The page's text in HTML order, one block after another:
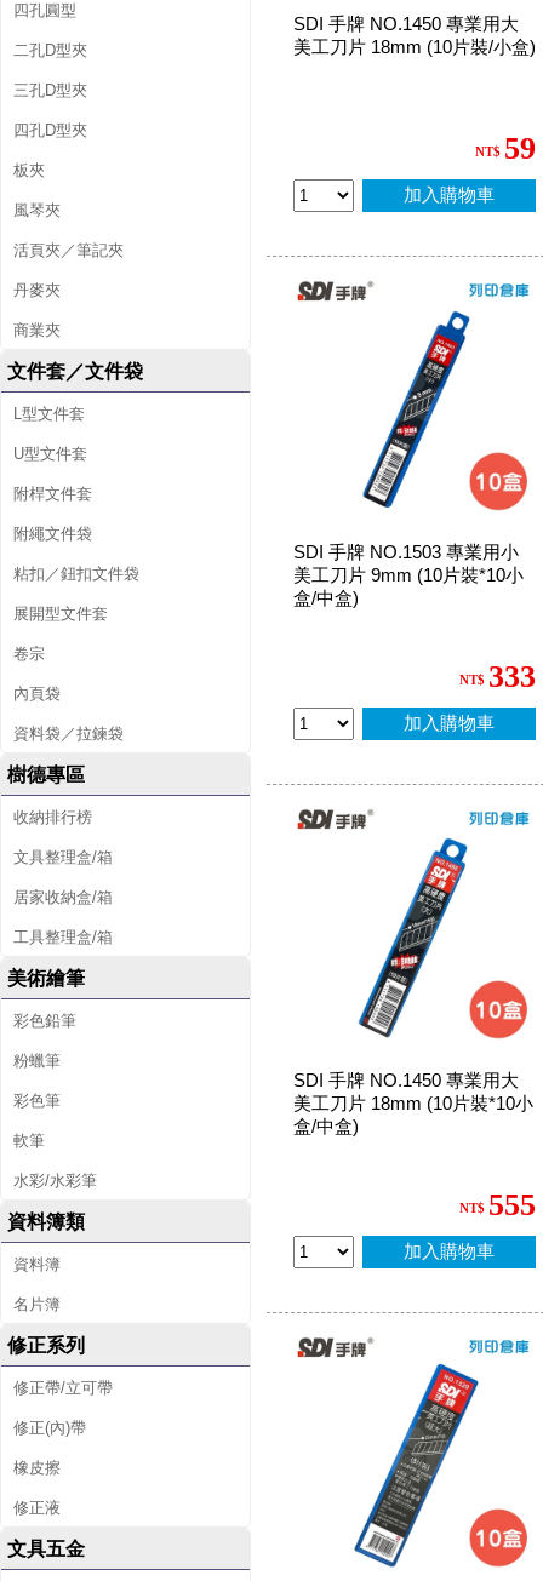
四孔圓型
二孔D型夾
三孔D型夾
四孔D型夾
板夾
風琴夾
活頁夾／筆記夾
丹麥夾
商業夾
文件套／文件袋
L型文件套
U型文件套
附桿文件套
附繩文件袋
粘扣／鈕扣文件袋
展開型文件套
卷宗
內頁袋
資料袋／拉鍊袋
樹德專區
收納排行榜
文具整理盒/箱
居家收納盒/箱
工具整理盒/箱
美術繪筆
彩色鉛筆
粉蠟筆
彩色筆
軟筆
水彩/水彩筆
資料簿類
資料簿
名片簿
修正系列
修正帶/立可帶
修正(內)帶
橡皮擦
修正液
文具五金
SDI 手牌 NO.1450 專業用大
美工刀片 18mm (10片裝/小盒)
NT$ 59
加入購物車
SDI 手牌 NO.1503 專業用小
美工刀片 9mm (10片裝*10小
盒/中盒)
NT$ 333
加入購物車
SDI 手牌 NO.1450 專業用大
美工刀片 18mm (10片裝*10小
盒/中盒)
NT$ 555
加入購物車